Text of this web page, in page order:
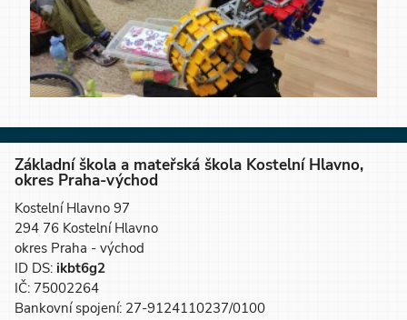
Základní škola a mateřská škola Kostelní Hlavno,
okres Praha-východ
Kostelní Hlavno 97
294 76 Kostelní Hlavno
okres Praha - východ
ID DS:ikbt6g2
IČ: 75002264
Bankovní spojení: 27-9124110237/0100